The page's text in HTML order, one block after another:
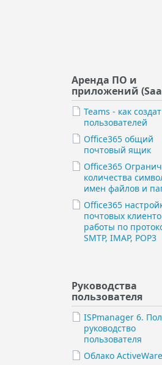
Аренда ПО и
приложений
Teams - как
пользователей
Office365 общий
почтовый ящик
Office365
количества
имен файлов и
Office365
почтовых
работы по
SMTP, IMAP, POP3
Руководства
пользователя
ISPmanager 6.
руководство
пользователя
Облако ActiveWare